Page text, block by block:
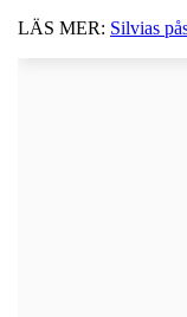
LÄS MER: Silvias